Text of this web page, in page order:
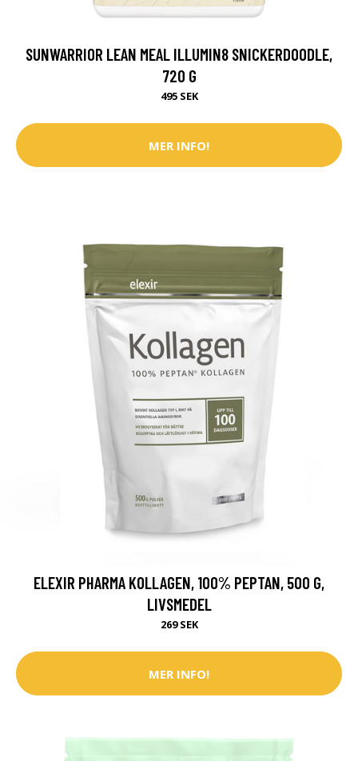
SUNWARRIOR LEAN MEAL ILLUMIN8 SNICKERDOODLE,
720 G
495 SEK
MER INFO!
ELEXIR PHARMA KOLLAGEN, 100% PEPTAN, 500 G,
LIVSMEDEL
269 SEK
MER INFO!